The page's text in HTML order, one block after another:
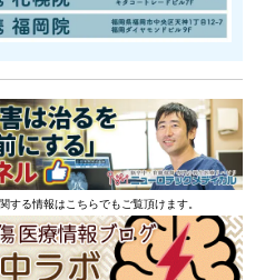
する情報はこちらでもご覧頂けます。